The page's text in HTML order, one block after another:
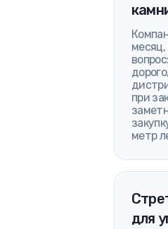
месяц,
при
метр
для